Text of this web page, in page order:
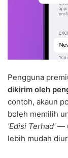
Pengguna
dikirim oleh
contoh, akaun
boleh memilih
'Edisi Terhad'—
lebih mudah